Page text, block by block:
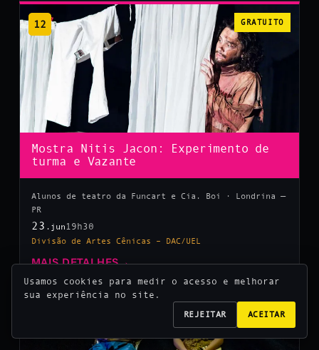
12 GRATUITO
Mostra Nitis Jacon: Experimento de
turma e Vazante
Alunos de teatro da Funcart e Cia. Boi · Londrina —
PR
23 .jun 19h30
Divisão de Artes Cênicas – DAC/UEL
MAIS DETALHES→
Usamos cookies para medir o acesso e melhorar
sua experiência no site.
REJEITAR ACEITAR